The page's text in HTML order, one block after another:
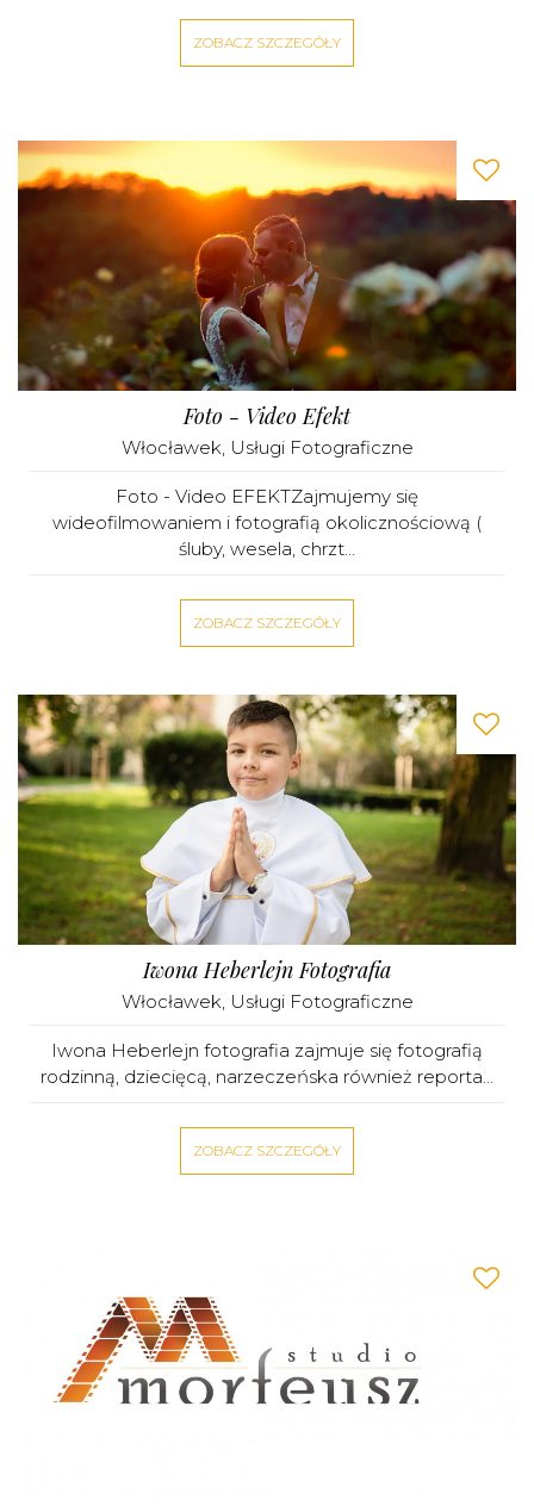
ZOBACZ SZCZEGÓŁY
Foto - Video Efekt
Włocławek, Usługi Fotograficzne
Foto - Video EFEKTZajmujemy się
wideofilmowaniem i fotografią okolicznościową (
śluby, wesela, chrzt...
ZOBACZ SZCZEGÓŁY
Iwona Heberlejn Fotografia
Włocławek, Usługi Fotograficzne
Iwona Heberlejn fotografia zajmuje się fotografią
rodzinną, dziecięcą, narzeczeńska również reporta...
ZOBACZ SZCZEGÓŁY